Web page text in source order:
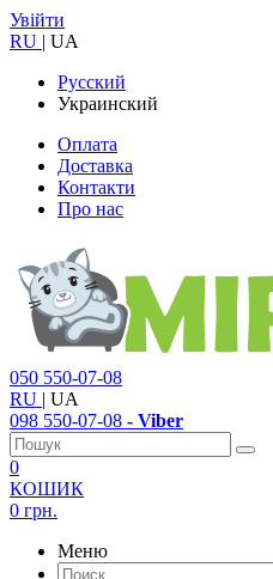
Увійти
RU | UA
Русский
Украинский
Оплата
Доставка
Контакти
Про нас
050 550-07-08
RU | UA
098 550-07-08 - Viber
0
КОШИК
0 грн.
Меню